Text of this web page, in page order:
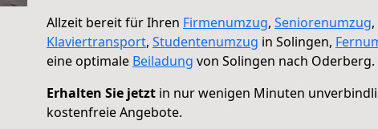
Allzeit bereit für Ihren Firmenumzug, Seniorenumzug,
Klaviertransport, Studentenumzug in Solingen,
eine optimale Beiladung von Solingen nach Oderberg.
Erhalten Sie jetzt in nur wenigen Minuten
kostenfreie Angebote.